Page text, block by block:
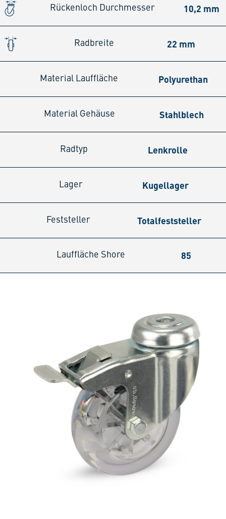
Rückenloch Durchmesser 10,2 mm
Radbreite 22 mm
Material Lauffläche Polyurethan
Material Gehäuse Stahlblech
Radtyp Lenkrolle
Lager Kugellager
Feststeller Totalfeststeller
Lauffläche Shore 85